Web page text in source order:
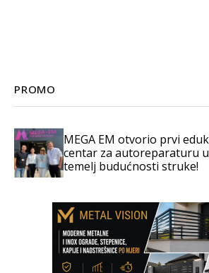
PROMO
MEGA EM otvorio prvi
centar za autoreparaturu
temelj budućnosti struke!